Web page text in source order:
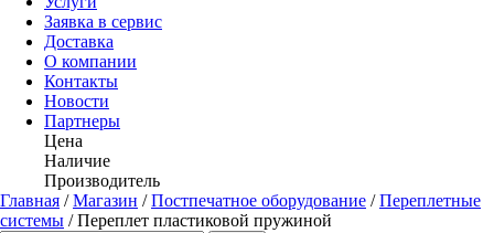
Заявка в сервис
Доставка
О компании
Контакты
Новости
Партнеры
Цена
Наличие
Производитель
Главная /Магазин /Постпечатное оборудование /Переплетные
системы / Переплет пластиковой пружиной